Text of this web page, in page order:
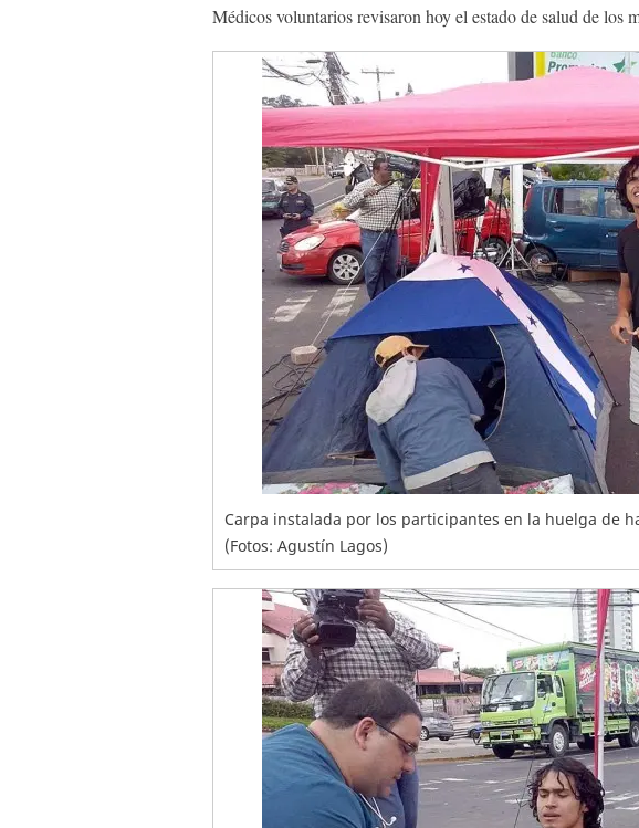
Médicos voluntarios revisaron hoy el estado de salud de los
Carpa instalada por los participantes en la huelga de
(Fotos: Agustín Lagos)